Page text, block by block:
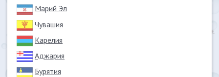
Марий Эл
Чувашия
Карелия
Аджария
Бурятия